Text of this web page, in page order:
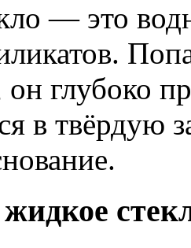
— это
он глубоко
в твёрдую